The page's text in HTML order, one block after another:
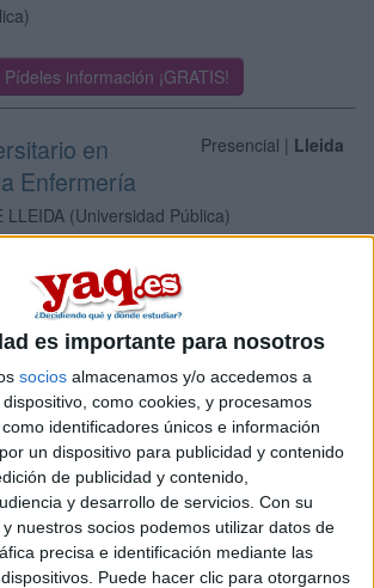
es importante para nosotros
socios almacenamos y/o accedemos a
como cookies, y procesamos
identificadores únicos e información
un dispositivo para publicidad y contenido
de publicidad y contenido,
y desarrollo de servicios. Con su
nuestros socios podemos utilizar datos de
precisa e identificación mediante las
Puede hacer clic para otorgarnos
Pídeles información ¡GRATIS!
Presencial | Lleida
en
Enfermería
LLEIDA (Universidad Pública)
Pídeles información ¡GRATIS!
Presencial |Madrid
en
del Paciente en
y Tratamiento del
DE LA FUNDACIóN JIMéNEZ DíAZ
Pídeles información ¡GRATIS!